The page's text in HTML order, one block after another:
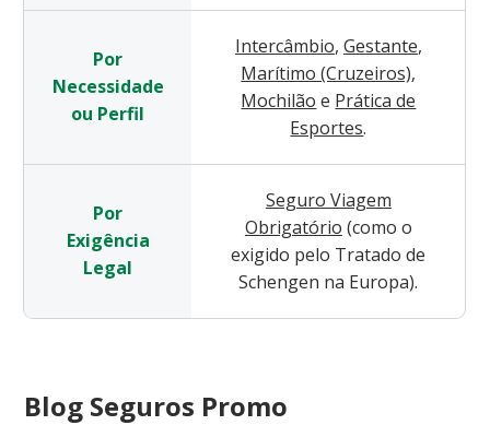
Por
Necessidade
ou Perfil
Intercâmbio, Gestante,
Marítimo (Cruzeiros),
Mochilão e Prática de
Esportes.
Por
Exigência
Legal
Seguro Viagem
Obrigatório (como o
exigido pelo Tratado de
Schengen na Europa).
Blog Seguros Promo